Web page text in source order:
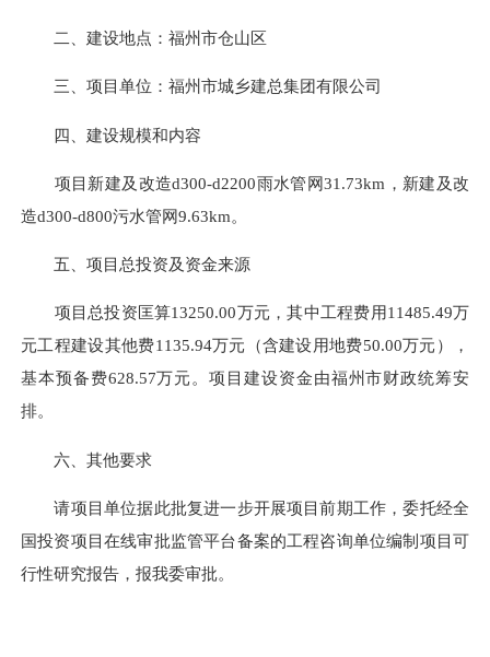
二、建设地点：福州市仓山区
三、项目单位：福州市城乡建总集团有限公司
四、建设规模和内容
项目新建及改造d300-d2200雨水管网31.73km，新建及改
造d300-d800污水管网9.63km。
五、项目总投资及资金来源
项目总投资匡算13250.00万元，其中工程费用11485.49万
元工程建设其他费1135.94万元（含建设用地费50.00万元），
基本预备费628.57万元。项目建设资金由福州市财政统筹安
排。
六、其他要求
请项目单位据此批复进一步开展项目前期工作，委托经全
国投资项目在线审批监管平台备案的工程咨询单位编制项目可
行性研究报告，报我委审批。